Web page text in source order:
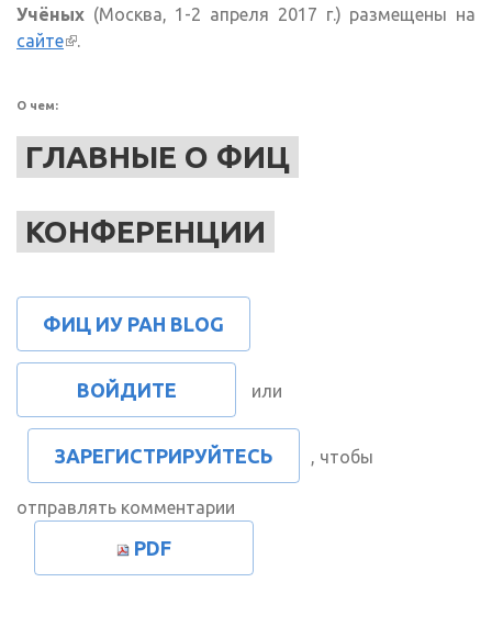
Учёных (Москва, 1-2 апреля 2017 г.) размещены на
сайте(внешняя ссылка)
.
О чем:
ГЛАВНЫЕ О ФИЦ
КОНФЕРЕНЦИИ
ФИЦ ИУ РАН BLOG
ВОЙДИТЕ или
ЗАРЕГИСТРИРУЙТЕСЬ , чтобы
отправлять комментарии
PDF